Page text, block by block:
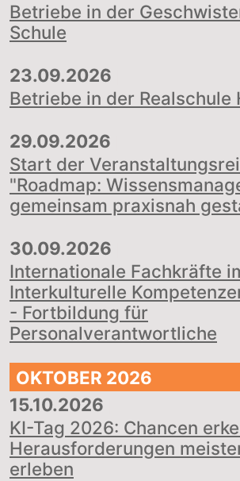
Betriebe in der
Schule
23.09.2026
Betriebe in der Realschule
29.09.2026
Start der
"Roadmap:
gemeinsam praxisnah
30.09.2026
Internationale Fachkräfte
Interkulturelle
- Fortbildung für
Personalverantwortliche
OKTOBER 2026
15.10.2026
KI-Tag 2026: Chancen
Herausforderungen
erleben